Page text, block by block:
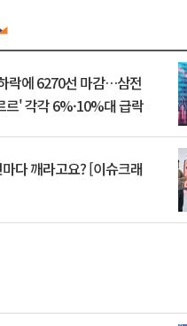
락에 6270선 마감…삼전
르' 각각 6%·10%대 급락
다 깨라고요? [이슈크래